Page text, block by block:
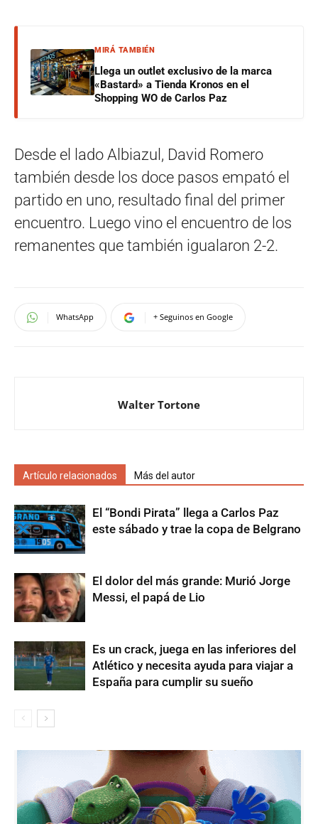
MIRÁ TAMBIÉN
Llega un outlet exclusivo de la marca
«Bastard» a Tienda Kronos en el
Shopping WO de Carlos Paz
Desde el lado Albiazul, David Romero
también desde los doce pasos empató el
partido en uno, resultado final del primer
encuentro. Luego vino el encuentro de los
remanentes que también igualaron 2-2.
WhatsApp + Seguinos en Google
Walter Tortone
Artículo relacionados Más del autor
El “Bondi Pirata” llega a Carlos Paz
este sábado y trae la copa de Belgrano
El dolor del más grande: Murió Jorge
Messi, el papá de Lio
Es un crack, juega en las inferiores del
Atlético y necesita ayuda para viajar a
España para cumplir su sueño